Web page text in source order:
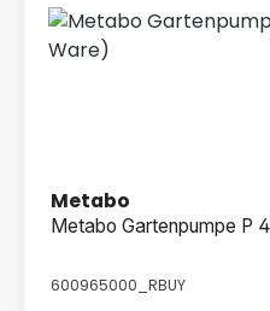
Metabo
Metabo Gartenpumpe P
600965000_RBUY